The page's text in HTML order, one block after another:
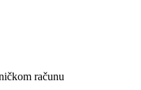
računu